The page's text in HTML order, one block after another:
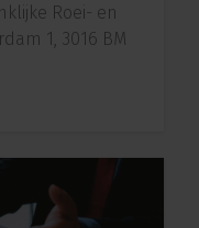
Roei- en
1, 3016 BM